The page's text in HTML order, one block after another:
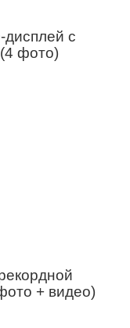
дисплей с
фото)
+ видео)